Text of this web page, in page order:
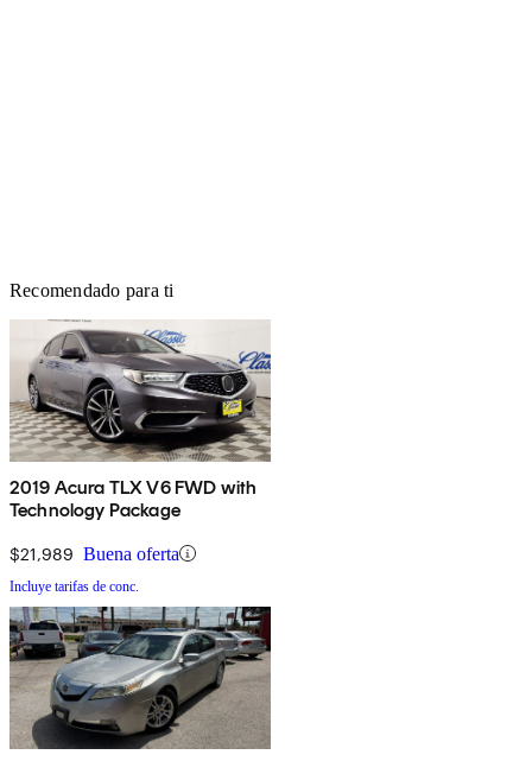
Recomendado para ti
2019 Acura TLX V6 FWD with
Technology Package
$21,989 Buena oferta
Incluye tarifas de conc.